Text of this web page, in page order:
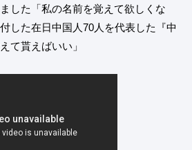
した「私の名前を覚えて欲しくな
した在日中国人70人を代表した『中
て貰えばいい」